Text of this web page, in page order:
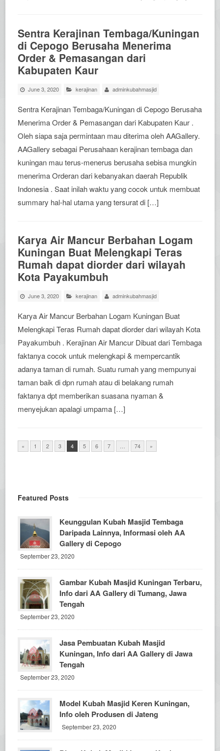
Sentra Kerajinan Tembaga/Kuningan
di Cepogo Berusaha Menerima
Order & Pemasangan dari
Kabupaten Kaur
June 3, 2020 kerajinan adminkubahmasjid
Sentra Kerajinan Tembaga/Kuningan di Cepogo Berusaha
Menerima Order & Pemasangan dari Kabupaten Kaur .
Oleh siapa saja permintaan mau diterima oleh AAGallery.
AAGallery sebagai Perusahaan kerajinan tembaga dan
kuningan mau terus-menerus berusaha sebisa mungkin
menerima Orderan dari kebanyakan daerah Republik
Indonesia . Saat inilah waktu yang cocok untuk membuat
summary hal-hal utama yang tersurat di […]
Karya Air Mancur Berbahan Logam
Kuningan Buat Melengkapi Teras
Rumah dapat diorder dari wilayah
Kota Payakumbuh
June 3, 2020 kerajinan adminkubahmasjid
Karya Air Mancur Berbahan Logam Kuningan Buat
Melengkapi Teras Rumah dapat diorder dari wilayah Kota
Payakumbuh . Kerajinan Air Mancur Dibuat dari Tembaga
faktanya cocok untuk melengkapi & mempercantik
adanya taman di rumah. Suatu rumah yang mempunyai
taman baik di dpn rumah atau di belakang rumah
faktanya dpt memberikan suasana nyaman &
menyejukan apalagi umpama […]
« 1 2 3 4 5 6 7 74 »
Featured Posts
Keunggulan Kubah Masjid Tembaga
Daripada Lainnya, Informasi oleh AA
Gallery di Cepogo
September 23, 2020
Gambar Kubah Masjid Kuningan Terbaru,
Info dari AA Gallery di Tumang, Jawa
Tengah
September 23, 2020
Jasa Pembuatan Kubah Masjid
Kuningan, Info dari AA Gallery di Jawa
Tengah
September 23, 2020
Model Kubah Masjid Keren Kuningan,
Info oleh Produsen di Jateng
September 23, 2020